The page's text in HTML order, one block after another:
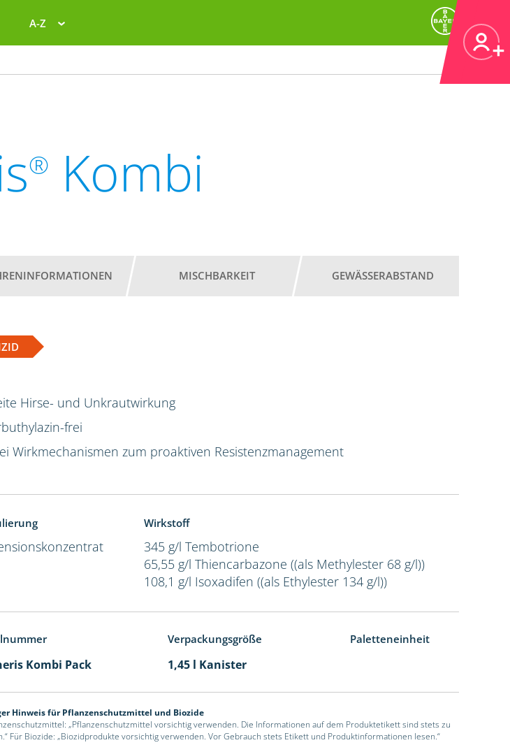
A-Z
® Kombi
MISCHBARKEIT GEWÄSSERABSTAND
Hirse- und Unkrautwirkung
frei
Wirkmechanismen zum proaktiven Resistenzmanagement
Wirkstoff
345 g/l Tembotrione
65,55 g/l Thiencarbazone ((als Methylester 68 g/l))
108,1 g/l Isoxadifen ((als Ethylester 134 g/l))
Verpackungsgröße Paletteneinheit
Kombi Pack 1,45 l Kanister
Hinweis für Pflanzenschutzmittel und Biozide
„Pflanzenschutzmittel vorsichtig verwenden. Die Informationen auf dem Produktetikett sind stets zu
Für Biozide: „Biozidprodukte vorsichtig verwenden. Vor Gebrauch stets Etikett und Produktinformationen lesen.“